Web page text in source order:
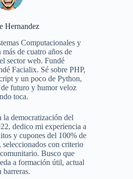
Hernandez
Computacionales y
de cuatro años de
sector web. Fundé
Facialix. Sé sobre PHP,
y un poco de Python,
futuro y humor veloz
toca.
democratización del
dedico mi experiencia a
y cupones del 100% de
seleccionados con criterio
Busco que
a formación útil, actual
barreras.